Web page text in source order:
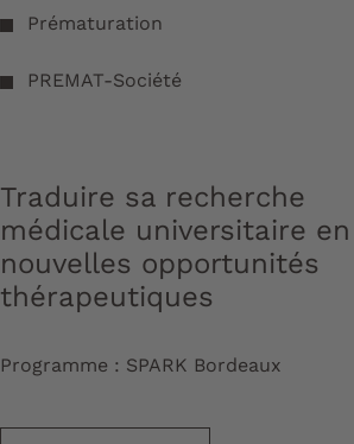
Prématuration
PREMAT-Société
Traduire sa recherche
médicale universitaire en
nouvelles opportunités
thérapeutiques
Programme : SPARK Bordeaux